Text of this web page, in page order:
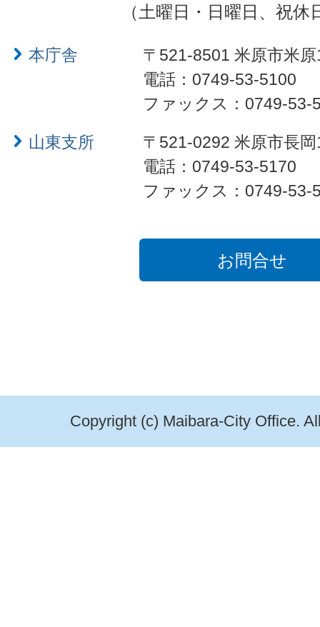
（土曜日・日曜日、祝
本庁舎
〒521-8501 米原市米
電話：0749-53-5100
ファックス：0749-53-
山東支所
〒521-0292 米原市長
電話：0749-53-5170
ファックス：0749-53-
お問合せ
Copyright (c) Maibara-City Office.